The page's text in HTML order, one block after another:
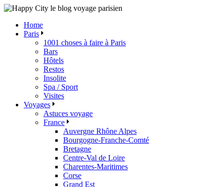
Skip
content
Home
Paris
1001 choses à faire à Paris
Bars
Hôtels
Restos
Insolite
Spa / Sport
Visites
Voyages
Astuces voyage
France
Auvergne Rhône Alpes
Bourgogne-Franche-Comté
Bretagne
Centre-Val de Loire
Charentes-Maritimes
Corse
Grand Est